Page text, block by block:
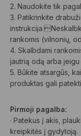
2. Naudokite tik
3. Patikrinkite
rankomis (vilnonių,
4. Skalbdami
jautrią odą arba
5. Būkite atsargūs,
produktas gali
Pirmoji pagalba:
· Patekus į akis,
kreipkitės į gydytoją.